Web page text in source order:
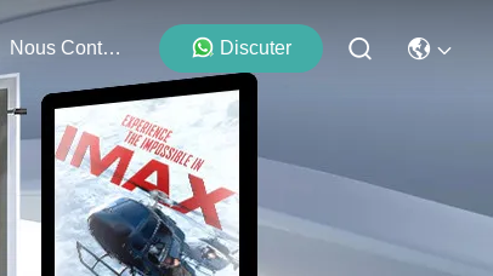
Nous Contacter Discuter